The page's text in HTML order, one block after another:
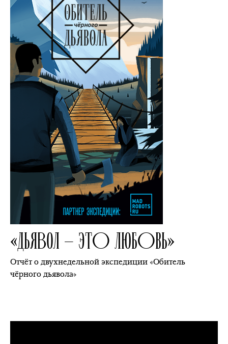
«ДЬЯВОЛ — ЭТО ЛЮБОВЬ»
Отчёт о двухнедельной экспедиции «Обитель
чёрного дьявола»